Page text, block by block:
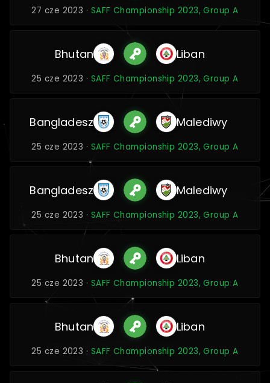
27 cze 2023 · SAFF Championship 2023, Group A
Bhutan Liban
25 cze 2023 · SAFF Championship 2023, Group A
Bangladesz Malediwy
25 cze 2023 · SAFF Championship 2023, Group A
Bangladesz Malediwy
25 cze 2023 · SAFF Championship 2023, Group A
Bhutan Liban
25 cze 2023 · SAFF Championship 2023, Group A
Bhutan Liban
25 cze 2023 · SAFF Championship 2023, Group A